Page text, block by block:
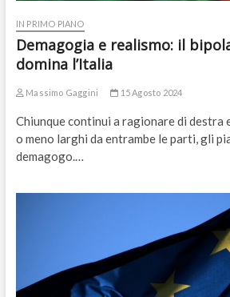
IN PRIMO PIANO
Demagogia e realismo: il
domina l’Italia
Massimo Gaggini 15 Agosto 2024
Chiunque continui a ragionare di destra
o meno larghi da entrambe le parti, gli
demagogo.…